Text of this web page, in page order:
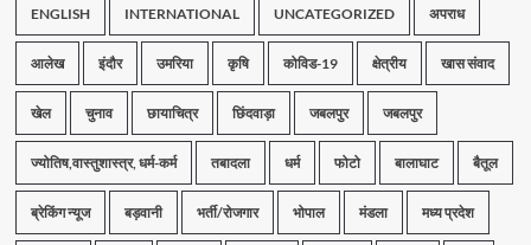
ENGLISH INTERNATIONAL UNCATEGORIZED अपराध
आलेख इंदौर उमरिया कृषि कोविड-19 क्षेत्रीय खास संवाद
खेल चुनाव छायाचित्र छिंदवाड़ा जबलपुर जबलपुर
ज्योतिष,वास्तुशास्त्र, धर्म-कर्म तबादला धर्म फोटो बालाघाट बैतूल
ब्रेकिंग न्यूज बड़वानी भर्ती/रोजगार भोपाल मंडला मध्य प्रदेश